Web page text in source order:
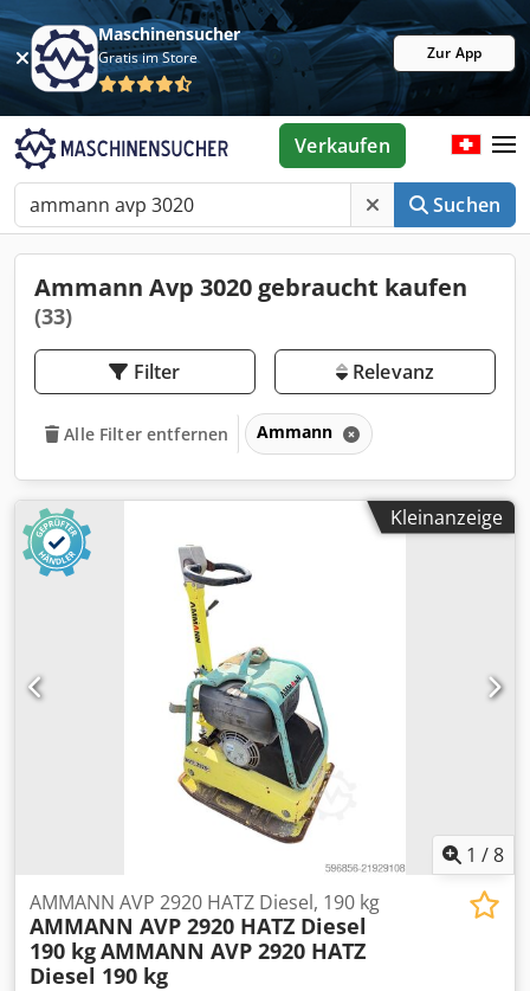
Maschinensucher
Gratis im Store Zur App
Suchen
Verkaufen
Ammann Avp 3020 gebraucht kaufen
(33)
Filter Relevanz
Alle Filter entfernen Ammann
Kleinanzeige
1 /8
AMMANN AVP 2920 HATZ Diesel, 190 kg
AMMANN AVP 2920 HATZ Diesel
190 kgAMMANN AVP 2920 HATZ
Diesel 190 kg